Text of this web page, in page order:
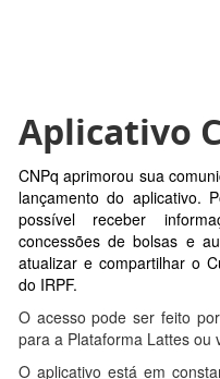
Aplicativo
CNPq aprimorou sua
lançamento do aplicativo.
possível receber
concessões de bolsas e
atualizar e compartilhar o
do IRPF.
O acesso pode ser feito
para a Plataforma Lattes ou
O aplicativo está em